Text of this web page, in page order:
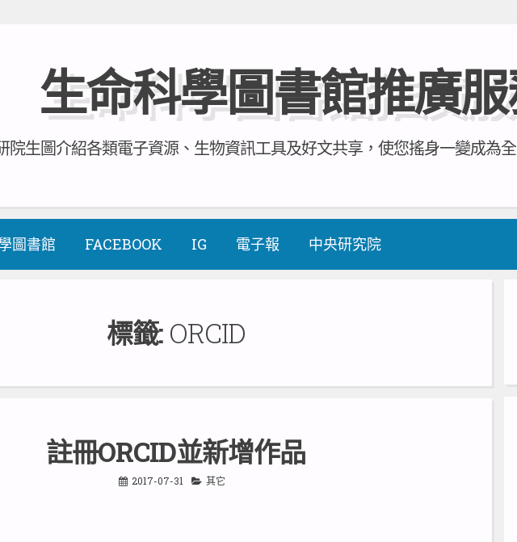
生命科學圖書館推廣
院生圖介紹各類電子資源、生物資訊工具及好文共享，使您搖身一變成為
圖書館 FACEBOOK IG 電子報 中央研究院
標籤: ORCID
註冊ORCID並新增作品
2017-07-31 其它